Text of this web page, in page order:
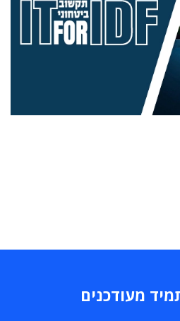
מעודכנים